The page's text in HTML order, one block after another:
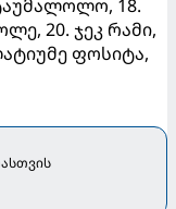
18.
20. ჯეკ რამი,
ფოსიტა,